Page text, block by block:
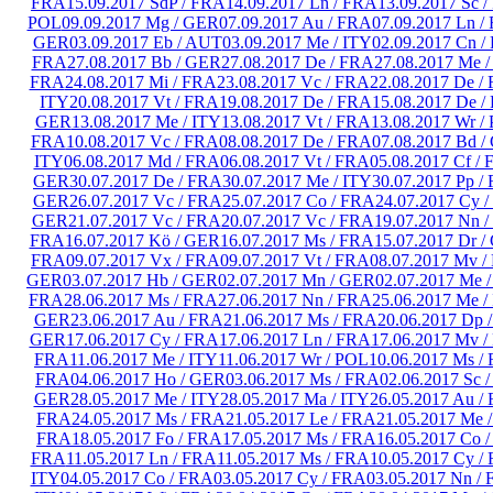
POL09.09.2017 Mg / GER07.09.2017 Au / FRA07.09.2017 Ln /
GER03.09.2017 Eb / AUT03.09.2017 Me / ITY02.09.2017 Cn /
FRA27.08.2017 Bb / GER27.08.2017 De / FRA27.08.2017 Me
FRA24.08.2017 Mi / FRA23.08.2017 Vc / FRA22.08.2017 De /
ITY20.08.2017 Vt / FRA19.08.2017 De / FRA15.08.2017 De /
GER13.08.2017 Me / ITY13.08.2017 Vt / FRA13.08.2017 Wr /
FRA10.08.2017 Vc / FRA08.08.2017 De / FRA07.08.2017 Bd /
ITY06.08.2017 Md / FRA06.08.2017 Vt / FRA05.08.2017 Cf /
GER30.07.2017 De / FRA30.07.2017 Me / ITY30.07.2017 Pp /
GER26.07.2017 Vc / FRA25.07.2017 Co / FRA24.07.2017 Cy
GER21.07.2017 Vc / FRA20.07.2017 Vc / FRA19.07.2017 Nn
FRA16.07.2017 Kö / GER16.07.2017 Ms / FRA15.07.2017 Dr /
FRA09.07.2017 Vx / FRA09.07.2017 Vt / FRA08.07.2017 Mv /
GER03.07.2017 Hb / GER02.07.2017 Mn / GER02.07.2017 Me
FRA28.06.2017 Ms / FRA27.06.2017 Nn / FRA25.06.2017 Me
GER23.06.2017 Au / FRA21.06.2017 Ms / FRA20.06.2017 Dp
GER17.06.2017 Cy / FRA17.06.2017 Ln / FRA17.06.2017 Mv /
FRA11.06.2017 Me / ITY11.06.2017 Wr / POL10.06.2017 Ms /
FRA04.06.2017 Ho / GER03.06.2017 Ms / FRA02.06.2017 Sc
GER28.05.2017 Me / ITY28.05.2017 Ma / ITY26.05.2017 Au /
FRA24.05.2017 Ms / FRA21.05.2017 Le / FRA21.05.2017 Me
FRA18.05.2017 Fo / FRA17.05.2017 Ms / FRA16.05.2017 Co
FRA11.05.2017 Ln / FRA11.05.2017 Ms / FRA10.05.2017 Cy /
ITY04.05.2017 Co / FRA03.05.2017 Cy / FRA03.05.2017 Nn /